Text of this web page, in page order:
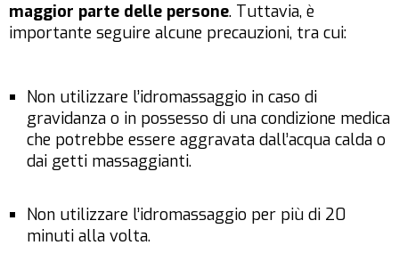
maggior parte delle persone. Tuttavia, è
importante seguire alcune precauzioni, tra cui:
Non utilizzare l’idromassaggio in caso di
gravidanza o in possesso di una condizione medica
che potrebbe essere aggravata dall’acqua calda o
dai getti massaggianti.
Non utilizzare l’idromassaggio per più di 20
minuti alla volta.